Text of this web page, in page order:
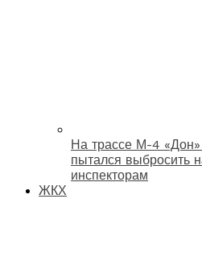
На трассе М-4
пытался выбросить
инспекторам
ЖКХ